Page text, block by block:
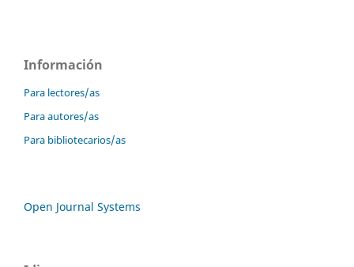
Información
Para lectores/as
Para autores/as
Para bibliotecarios/as
Open Journal Systems